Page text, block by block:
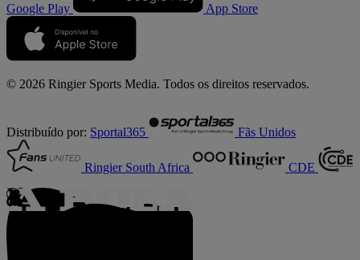
Google Play App Store
© 2026 Ringier Sports Media. Todos os direitos reservados.
Distribuído por: Sportal365 Fãs Unidos
Ringier South Africa CDE